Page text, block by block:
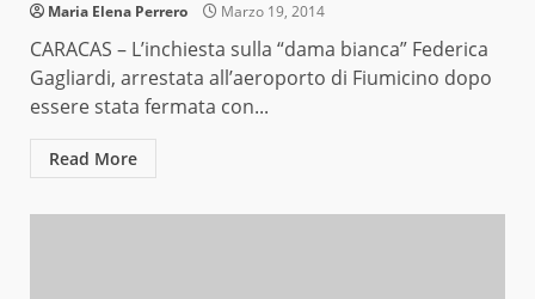
Maria Elena Perrero Marzo 19, 2014
CARACAS – L’inchiesta sulla “dama bianca” Federica
Gagliardi, arrestata all’aeroporto di Fiumicino dopo
essere stata fermata con...
Read More